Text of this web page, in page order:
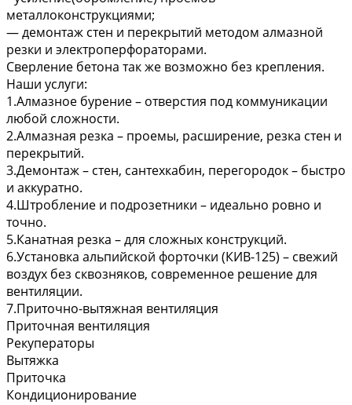
металлоконструкциями;
— демонтаж стен и перекрытий методом алмазной
резки и электроперфораторами.
Сверление бетона так же возможно без крепления.
Наши услуги:
1.Алмазное бурение – отверстия под коммуникации
любой сложности.
2.Алмазная резка – проемы, расширение, резка стен и
перекрытий.
3.Демонтаж – стен, сантехкабин, перегородок – быстро
и аккуратно.
4.Штробление и подрозетники – идеально ровно и
точно.
5.Канатная резка – для сложных конструкций.
6.Установка альпийской форточки (КИВ-125) – свежий
воздух без сквозняков, современное решение для
вентиляции.
7.Приточно-вытяжная вентиляция
Приточная вентиляция
Рекуператоры
Вытяжка
Приточка
Кондиционирование